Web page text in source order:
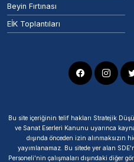
Beyin Fırtınası
EİK Toplantıları
Bu site içeriğinin telif hakları Stratejik
ve Sanat Eserleri Kanunu uyarınca
dışında önceden izin alınmaksızın
yayımlanamaz. Bu sitede yer alan
Personeli'nin çalışmaları dışındaki diğer